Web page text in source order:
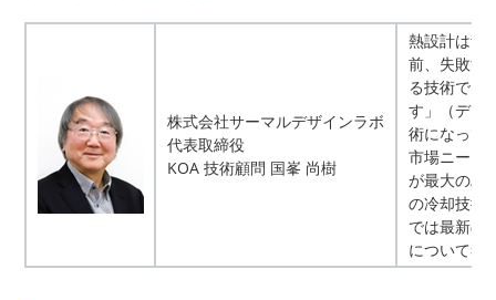
株式会社サーマルデザインラボ
代表取締役
KOA 技術顧問 国峯 尚樹
熱設計は昔
前、失敗す
る技術では
す」（デン
術になって
市場ニーズ
が最大のハ
の冷却技術
では最新の
について考